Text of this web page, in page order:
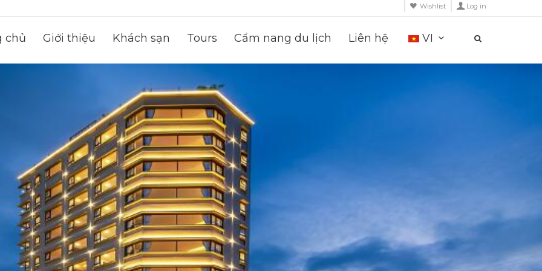
Wishlist Log in
chủ Giới thiệu Khách sạn Tours Cẩm nang du lịch Liên hệ VI